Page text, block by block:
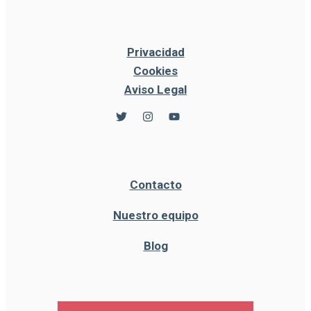
Privacidad
Cookies
Aviso Legal
Contacto
Nuestro equipo
Blog